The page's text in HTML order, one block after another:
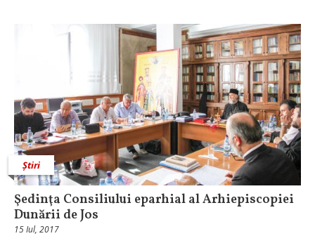
Știri
Şedinţa Consiliului eparhial al Arhiepiscopiei
Dunării de Jos
15 Iul, 2017